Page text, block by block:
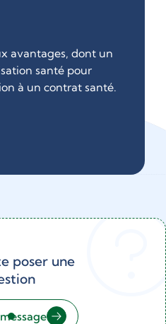
avantages, dont un
santé pour
à un contrat santé.
poser une